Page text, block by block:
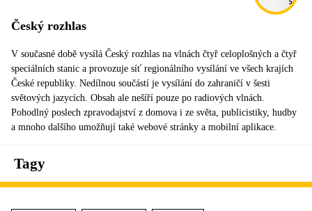
Český rozhlas
V současné době vysílá Český rozhlas na vlnách čtyř celoplošných a čtyř
speciálních stanic a provozuje síť regionálního vysílání ve všech krajích
České republiky. Nedílnou součástí je vysílání do zahraničí v šesti
světových jazycích. Obsah ale nešíří pouze po radiových vlnách.
Pohodlný poslech zpravodajství z domova i ze světa, publicistiky, hudby
a mnoho dalšího umožňují také webové stránky a mobilní aplikace.
Tagy